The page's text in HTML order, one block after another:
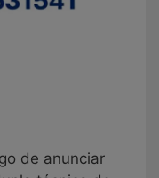
de anunciar